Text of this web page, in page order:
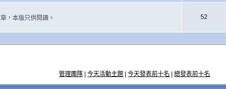
，本版只供閱讀。
52
管理團隊 |今天活動主題 |今天發表前十名 |總發表前十名